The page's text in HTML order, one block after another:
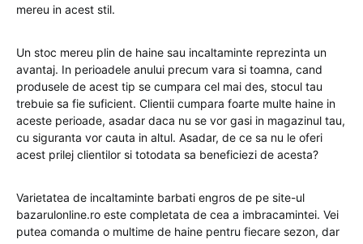
mereu in acest stil.
Un stoc mereu plin de haine sau incaltaminte reprezinta un
avantaj. In perioadele anului precum vara si toamna, cand
produsele de acest tip se cumpara cel mai des, stocul tau
trebuie sa fie suficient. Clientii cumpara foarte multe haine in
aceste perioade, asadar daca nu se vor gasi in magazinul tau,
cu siguranta vor cauta in altul. Asadar, de ce sa nu le oferi
acest prilej clientilor si totodata sa beneficiezi de acesta?
Varietatea de incaltaminte barbati engros de pe site-ul
bazarulonline.ro este completata de cea a imbracamintei. Vei
putea comanda o multime de haine pentru fiecare sezon, dar